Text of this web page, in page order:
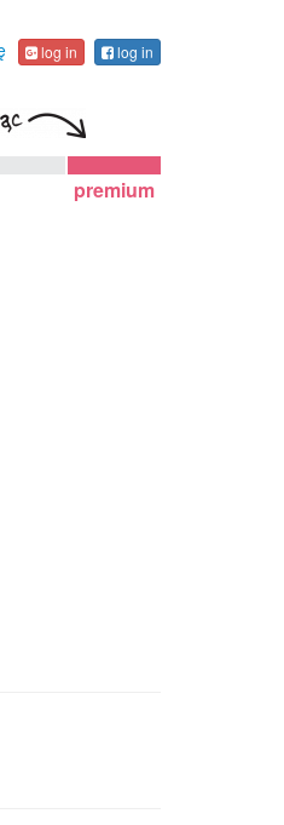
log in log in
premium